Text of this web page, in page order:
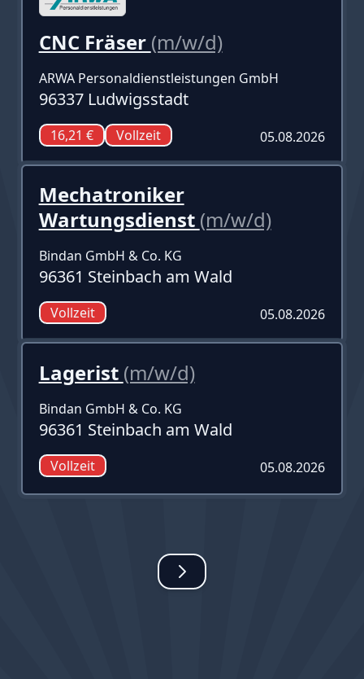
CNC Fräser (m/w/d)
ARWA Personaldienstleistungen GmbH
96337 Ludwigsstadt
16,21 € Vollzeit 05.08.2026
Mechatroniker
Wartungsdienst (m/w/d)
Bindan GmbH & Co. KG
96361 Steinbach am Wald
Vollzeit 05.08.2026
Lagerist (m/w/d)
Bindan GmbH & Co. KG
96361 Steinbach am Wald
Vollzeit 05.08.2026